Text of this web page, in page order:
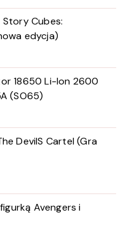
Cubes:
edycja)
18650 Li-Ion 2600
(SO65)
DevilS Cartel (Gra
Avengers i